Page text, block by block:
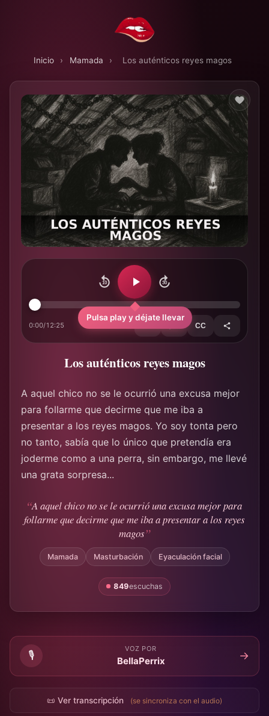
Inicio › Mamada › Los auténticos reyes magos
10 30
0:00/12:25 CC
Pulsa play y déjate llevar
Los auténticos reyes magos
A aquel chico no se le ocurrió una excusa mejor
para follarme que decirme que me iba a
presentar a los reyes magos. Yo soy tonta pero
no tanto, sabía que lo único que pretendía era
joderme como a una perra, sin embargo, me llevé
una grata sorpresa...
A aquel chico no se le ocurrió una excusa mejor para
follarme que decirme que me iba a presentar a los reyes
magos
Mamada Masturbación Eyaculación facial
849escuchas
🎙️
VOZ POR
BellaPerrix →
📜 Ver transcripción (se sincroniza con el audio)